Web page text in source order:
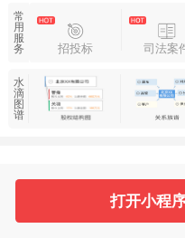
常
用
服
务
招投标 司法案
水
滴
图
谱
打开小程